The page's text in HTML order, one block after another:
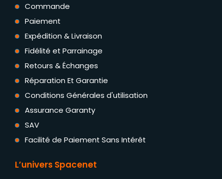
Commande
Paiement
Expédition & Livraison
Fidélité et Parrainage
Retours & Échanges
Réparation Et Garantie
Conditions Générales d'utilisation
Assurance Garanty
SAV
Facilité de Paiement Sans Intérêt
L’univers Spacenet